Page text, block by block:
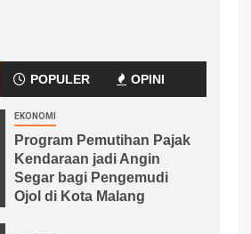
POPULER OPINI
EKONOMI
Program Pemutihan Pajak
Kendaraan jadi Angin
Segar bagi Pengemudi
Ojol di Kota Malang